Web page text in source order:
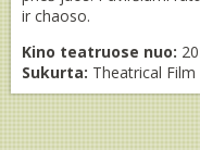
ir chaoso.
Kino teatruose nuo:
Sukurta: Theatrical